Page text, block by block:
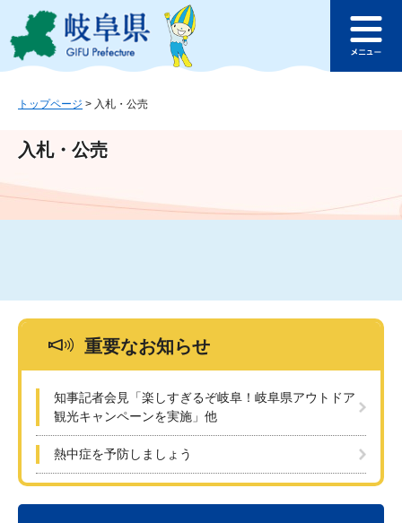
ジ
ュ
文
このページの本文へ
ュ
トップページ > 入札・公売
入札・公売
重要なお知らせ
知事記者会見「楽しすぎるぞ岐阜！岐阜県アウトドア
観光キャンペーンを実施」他
熱中症を予防しましょう